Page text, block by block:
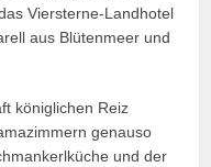
Viersterne-Landhotel
aus Blütenmeer und
königlichen Reiz
genauso
und der